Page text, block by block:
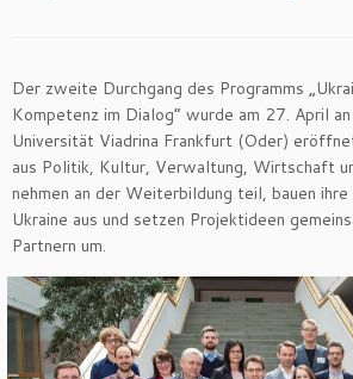
Der zweite Durchgang des Programms
Kompetenz im Dialog“ wurde am 27. April
Universität Viadrina Frankfurt (Oder)
aus Politik, Kultur, Verwaltung, Wirtschaft
nehmen an der Weiterbildung teil, bauen
Ukraine aus und setzen Projektideen
Partnern um.